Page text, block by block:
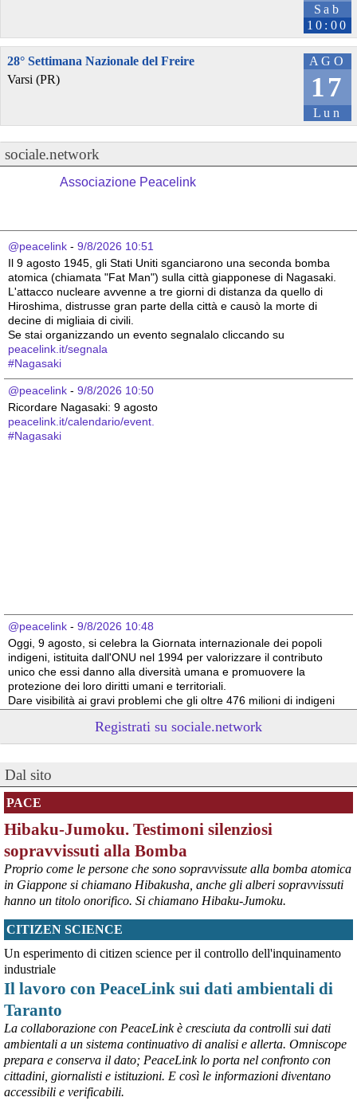
Sab
10:00
AGO
17
Lun
28° Settimana Nazionale del Freire
Varsi (PR)
sociale.network
Associazione Peacelink
@peacelink - 9/8/2026 10:51
Il 9 agosto 1945, gli Stati Uniti sganciarono una seconda bomba
atomica (chiamata "Fat Man") sulla città giapponese di Nagasaki.
L'attacco nucleare avvenne a tre giorni di distanza da quello di
Hiroshima, distrusse gran parte della città e causò la morte di
decine di migliaia di civili.
peacelink.it/segnala
#Nagasaki
@peacelink - 9/8/2026 10:50
Ricordare Nagasaki: 9 agosto
peacelink.it/calendario/event.
#Nagasaki
@peacelink - 9/8/2026 10:48
Oggi, 9 agosto, si celebra la Giornata internazionale dei popoli
indigeni, istituita dall'ONU nel 1994 per valorizzare il contributo
unico che essi danno alla diversità umana e promuovere la
protezione dei loro diritti umani e territoriali.
Dare visibilità ai gravi problemi che gli oltre 476 milioni di indigeni
necessario per il loro futuro.
Survival International info@survival.it
@peacelink - 9/8/2026 10:46
Da Luisa Morgantini, presidente di AssopacePalestina (per contatti:
lmorgantiniassopace@gmail.com)
A Supino, in provincia di Frosinone, al centro di AssopacePalestina
"Bab el Sham" (la  porta del sole), dal 16 al 23 agosto 2026, 60
studentesse e studenti di Gaza, che hanno avuto scholarship da
diverse Universita' italiane, si incontreranno per conoscersi,
scambiare idee, essere di reciproco aiuto, per condividere la loro
situazione, i bisogni e le necessita'.
#dirittiglobali #Palestina
@peacelink - 9/8/2026 10:43
Ivrea, 232° Presidio per la Pace di Sabato 8° agosto 2026 - Report
fotografico
pace #pcknews Ivrea
Registrati su sociale.network
Dal sito
PACE
Hibaku-Jumoku. Testimoni silenziosi
sopravvissuti alla Bomba
Proprio come le persone che sono sopravvissute alla bomba atomica
in Giappone si chiamano Hibakusha, anche gli alberi sopravvissuti
hanno un titolo onorifico. Si chiamano Hibaku-Jumoku.
CITIZEN SCIENCE
Un esperimento di citizen science per il controllo dell'inquinamento
industriale
Il lavoro con PeaceLink sui dati ambientali di
Taranto
La collaborazione con PeaceLink è cresciuta da controlli sui dati
ambientali a un sistema continuativo di analisi e allerta. Omniscope
prepara e conserva il dato; PeaceLink lo porta nel confronto con
cittadini, giornalisti e istituzioni. E così le informazioni diventano
accessibili e verificabili.